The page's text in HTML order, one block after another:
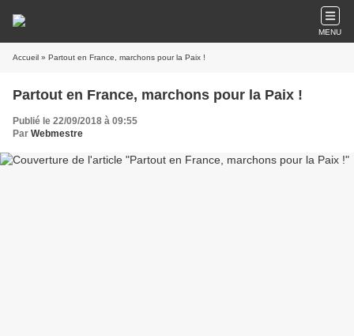
MENU
Accueil » Partout en France, marchons pour la Paix !
Partout en France, marchons pour la Paix !
Publié le 22/09/2018 à 09:55
Par Webmestre